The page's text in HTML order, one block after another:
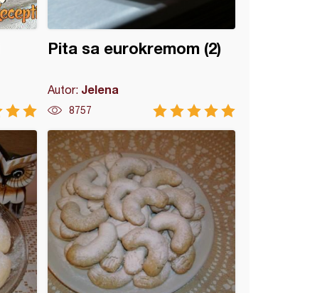
Pita sa eurokremom (2)
Autor: Jelena
8757